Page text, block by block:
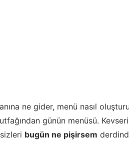
ne gider, menü nasıl
günün menüsü.
bugün ne pişirsem